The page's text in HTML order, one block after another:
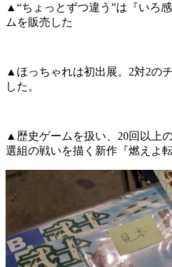
▲“ちょっとずつ違う”は『いろ
ムを販売した
▲ほっちゃれは初出展。2対2の
した。
▲歴史ゲームを扱い、20回以上
選組の戦いを描く新作『燃えよ